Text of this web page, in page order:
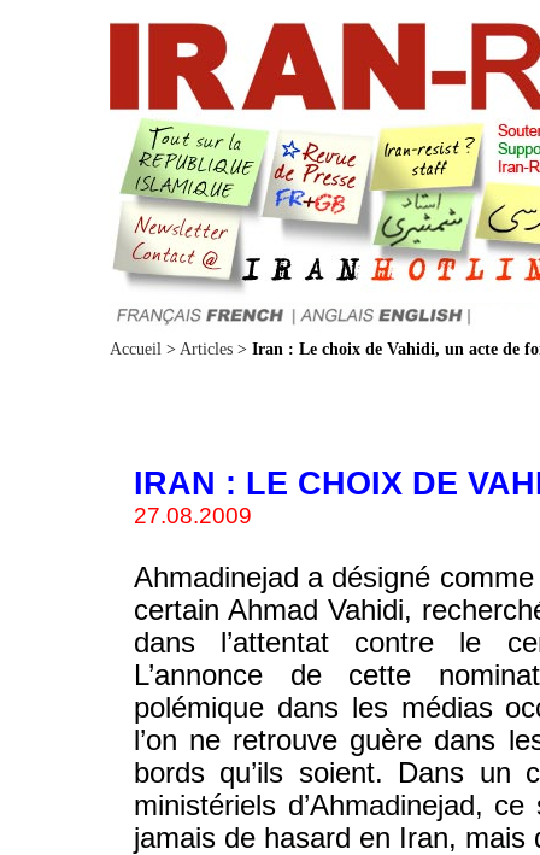
Accueil > Articles > Iran : Le choix de Vahidi, un acte de
IRAN : LE CHOIX DE
27.08.2009
Ahmadinejad a désigné
certain Ahmad Vahidi,
dans l’attentat contre le
L’annonce de cette
polémique dans les médias
l’on ne retrouve guère dans
bords qu’ils soient. Dans un
ministériels d’Ahmadinejad,
jamais de hasard en Iran, mais